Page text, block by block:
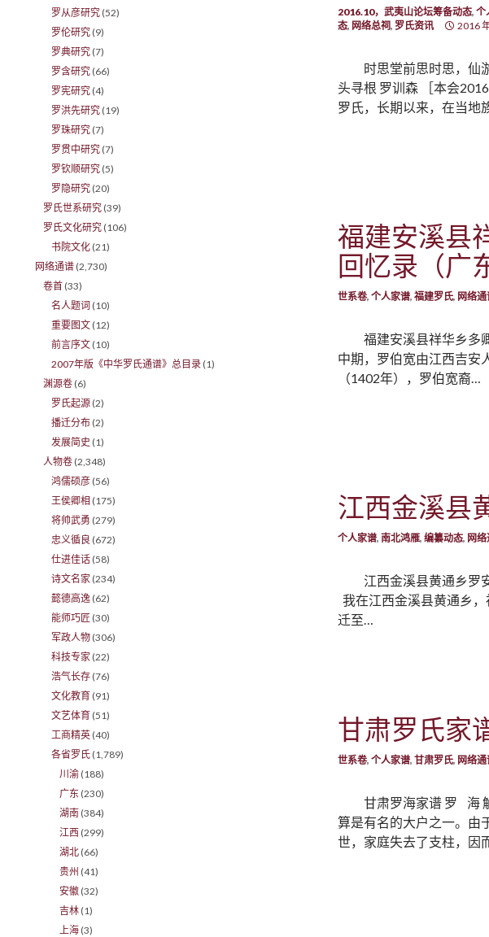
2016.10，武夷山论坛筹备动态, 个
态, 网络总祠, 罗氏资讯 2016
时思堂前思时思，仙
头寻根 罗训森 ［本会
罗氏，长期以来，在当地
福建安溪县
回忆录（广
世系卷, 个人家谱, 福建罗氏, 网络通
福建安溪县祥华乡多
中期，罗伯宽由江西吉安
（1402年），罗伯宽裔…
江西金溪县
个人家谱, 南北鸿雁, 编纂动态, 网
江西金溪县黄通乡罗
我在江西金溪县黄通乡，
迁至…
甘肃罗氏家
世系卷, 个人家谱, 甘肃罗氏, 网络通
甘肃罗海家谱 罗 海
算是有名的大户之一。由
世，家庭失去了支柱，因
罗从彦研究 (52)
罗伦研究 (9)
罗典研究 (7)
罗含研究 (66)
罗宪研究 (4)
罗洪先研究 (19)
罗珠研究 (7)
罗贯中研究 (7)
罗钦顺研究 (5)
罗隐研究 (20)
罗氏世系研究 (39)
罗氏文化研究 (106)
书院文化 (21)
网络通谱 (2,730)
卷首 (33)
名人题词 (10)
重要图文 (12)
前言序文 (10)
2007年版《中华罗氏通谱》总目录 (1)
渊源卷 (6)
罗氏起源 (2)
播迁分布 (2)
发展简史 (1)
人物卷 (2,348)
鸿儒硕彦 (56)
王侯卿相 (175)
将帅武勇 (279)
忠义循良 (672)
仕进佳话 (58)
诗文名家 (234)
懿德高逸 (62)
能师巧匠 (30)
军政人物 (306)
科技专家 (22)
浩气长存 (76)
文化教育 (91)
文艺体育 (51)
工商精英 (40)
各省罗氏 (1,789)
川渝 (188)
广东 (230)
湖南 (384)
江西 (299)
湖北 (66)
贵州 (41)
安徽 (32)
吉林 (1)
上海 (3)